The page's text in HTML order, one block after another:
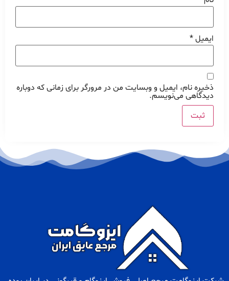
ایمیل*
ذخیره نام، ایمیل و وبسایت من در مرورگر برای زمانی که دوباره
دیدگاهی می‌نویسم.